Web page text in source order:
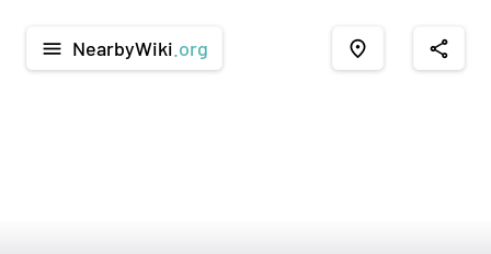
menu NearbyWiki .org place share